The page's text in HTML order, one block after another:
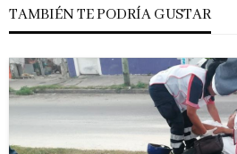
TAMBIÉN TE PODRÍA GUSTAR